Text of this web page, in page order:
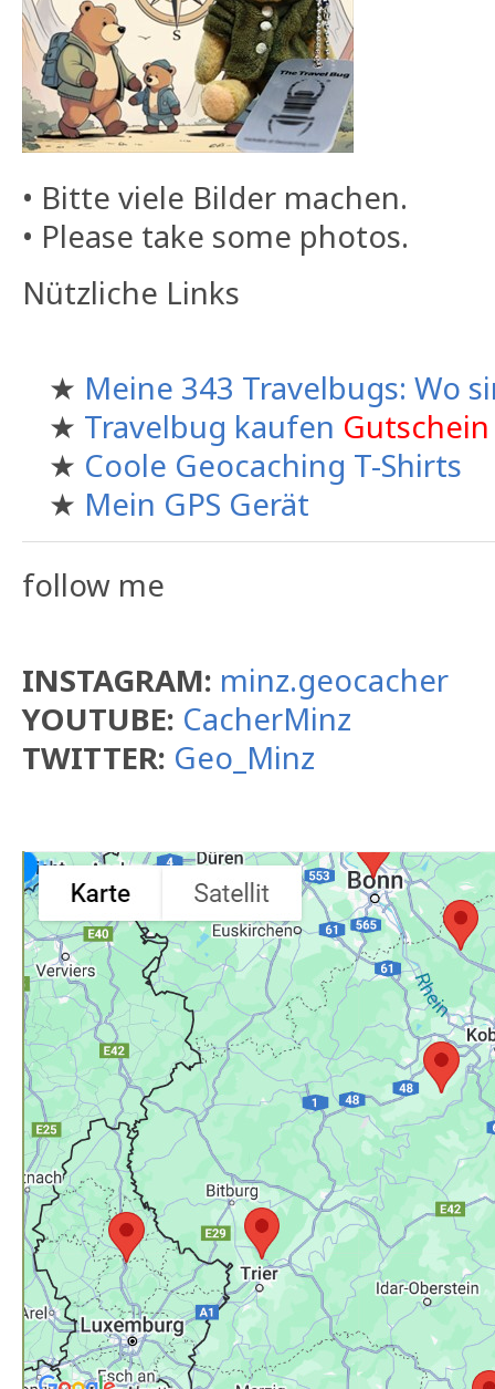
• Bitte viele Bilder machen.
• Please take some photos.
Nützliche Links
★ Meine 343 Travelbugs: Wo
★ Travelbug kaufen
★ Coole Geocaching T-Shirts
★ Mein GPS Gerät
follow me
INSTAGRAM: minz.geocacher
YOUTUBE: CacherMinz
TWITTER: Geo_Minz